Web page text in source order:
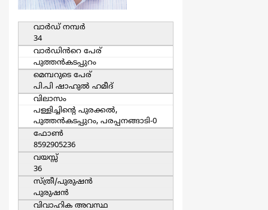
വാര്‍ഡ്‌ നമ്പര്‍
34
വാര്‍ഡിൻറെ പേര്
പുത്തന്‍കടപ്പുറം
മെമ്പറുടെ പേര്
പി.പി ഷാഹുല്‍ ഹമീദ്
വിലാസം
പള്ളിച്ചിന്റെ പുരക്കല്‍,
പുത്തന്‍കടപ്പുറം, പരപ്പനങ്ങാടി-0
ഫോൺ
8592905236
വയസ്സ്
36
സ്ത്രീ/പുരുഷന്‍
പുരുഷന്‍
വിവാഹിക അവസ്ഥ